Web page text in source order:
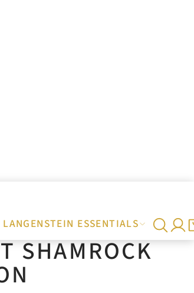
LANGENSTEIN ESSENTIALS
SHAMROCK